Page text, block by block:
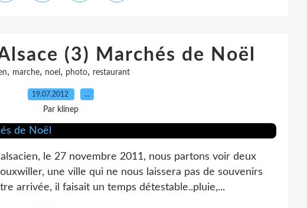
(3) Marchés de Noël
, marche, noel , photo, restaurant
19.07.2012 …
Par klinep
le 27 novembre 2011, nous partons voir deux
une ville qui ne nous laissera pas de souvenirs
arrivée, il faisait un temps détestable..pluie,...